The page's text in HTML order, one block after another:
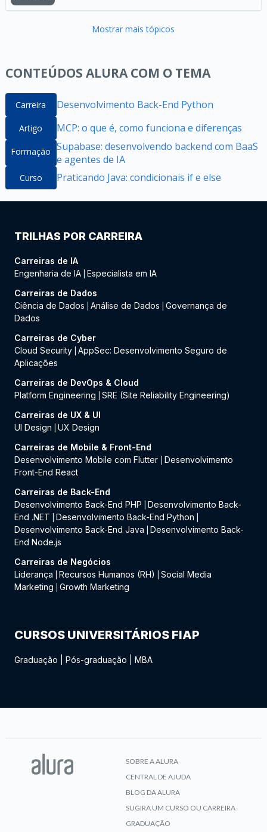
Mostrar mais tópicos
CONTEÚDOS ALURA COM O TEMA
Carreira Desenvolvimento Back-End Python
Artigo MCP: o que é, como funciona e diferenças
Formação Supabase: desenvolvendo backend com BaaS
e agentes de IA
Curso Praticando Java: condicionais if e else
TRILHAS POR CARREIRA
Carreiras de IA
Engenharia de IA Especialista em IA
Carreiras de Dados
Ciência de Dados
Análise de Dados
Governança de
Dados
Carreiras de Cyber
Cloud Security AppSec: Desenvolvimento Seguro de
Aplicações
Carreiras de DevOps & Cloud
Platform Engineering
SRE (Site Reliability Engineering)
Carreiras de UX & UI
UI Design
UX Design
Carreiras de Mobile & Front-End
Desenvolvimento Mobile com Flutter
Desenvolvimento
Front-End React
Carreiras de Back-End
Desenvolvimento Back-End PHP
Desenvolvimento Back-
End .NET
Desenvolvimento Back-End Python
Desenvolvimento Back-End Java
Desenvolvimento Back-
End Node.js
Carreiras de Negócios
Liderança
Recursos Humanos (RH)
Social Media
Marketing
Growth Marketing
CURSOS UNIVERSITÁRIOS FIAP
Graduação Pós-graduação MBA
SOBRE A ALURA
CENTRAL DE AJUDA
BLOG DA ALURA
SUGIRA UM CURSO OU CARREIRA
GRADUAÇÃO